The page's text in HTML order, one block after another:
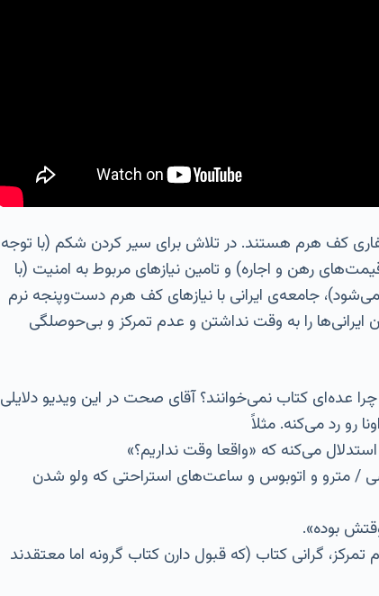
کف هرم هستند. در تلاش برای سیر کردن شکم (با توجه
رهن و اجاره) و تامین نیازهای مربوط به امنیت (با
جامعه‌ی ایرانی با نیازهای کف هرم دست‌وپنجه نرم
را به وقت نداشتن و عدم تمرکز و بی‌حوصلگی
عده‌ای کتاب نمی‌خوانند؟ آقای صحت در این ویدیو دلایلی
رو رد می‌کنه. مثلاً
می‌کنه که «واقعا وقت نداریم؟»
/ مترو و اتوبوس و ساعت‌های استراحتی که ولو شدن
بوده».
گرانی کتاب (که قبول دارن کتاب گرونه اما معتقدند